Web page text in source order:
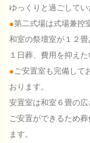
ゆっくりと過ごしてい
第二式場は式場兼控
和室の祭壇室が１２
１日葬、費用を抑え
ご安置室も完備して
おります。
安置室は和室６畳の
ご安置ができるため
ます。